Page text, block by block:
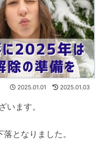
2025.01.01 2025.01.03
います。
となりました。